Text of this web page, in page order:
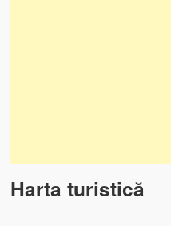
Harta turistică